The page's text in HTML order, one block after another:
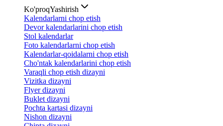
Ko'proqYashirish
Kalendarlarni chop etish
Devor kalendarlarini chop etish
Stol kalendarlar
Foto kalendarlarni chop etish
Kalendarlar-qoidalarni chop etish
Cho'ntak kalendarlarini chop etish
Varaqli chop etish dizayni
Vizitka dizayni
Flyer dizayni
Buklet dizayni
Pochta kartasi dizayni
Nishon dizayni